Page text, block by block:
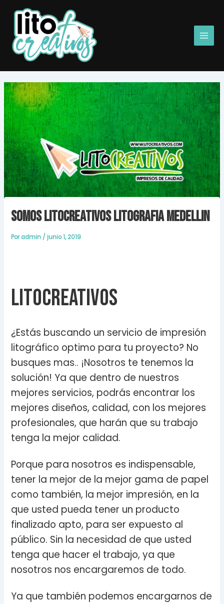
contenido
Somos Litocreativos Litografia Medellin
Poradmin /junio 1, 2019
Litocreativos
¿Estás buscando un servicio de impresión
litográfico optimo para tu proyecto? No
busques mas.. ¡Nosotros te tenemos la
solución! Ya que dentro de nuestros
mejores servicios, podrás encontrar los
mejores diseños, calidad, con los mejores
profesionales, que harán que su trabajo
tenga la mejor calidad.
Porque para nosotros es indispensable,
tener la mejor de la mejor gama de papel
como también, la mejor impresión, en la
que usted pueda tener un producto
finalizado apto, para ser expuesto al
público. Sin la necesidad de que usted
tenga que hacer el trabajo, ya que
nosotros nos encargaremos de todo.
Ya que también podemos encargarnos de